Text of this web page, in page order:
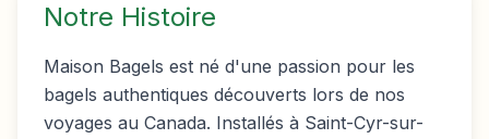
Notre Histoire
Maison Bagels est né d'une passion pour les
bagels authentiques découverts lors de nos
voyages au Canada. Installés à Saint-Cyr-sur-